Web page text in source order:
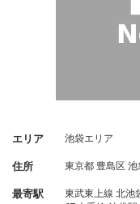
エリア 池袋エリア
住所 東京都 豊島区 池
最寄駅
東武東上線 北池